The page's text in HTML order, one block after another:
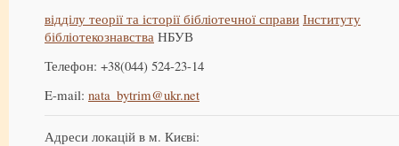
відділу теорії та історії бібліотечної справи Інституту
бібліотекознавства НБУВ
Телефон: +38(044) 524-23-14
E-mail: nata_bytrim@ukr.net
Адреси локацій в м. Києві: